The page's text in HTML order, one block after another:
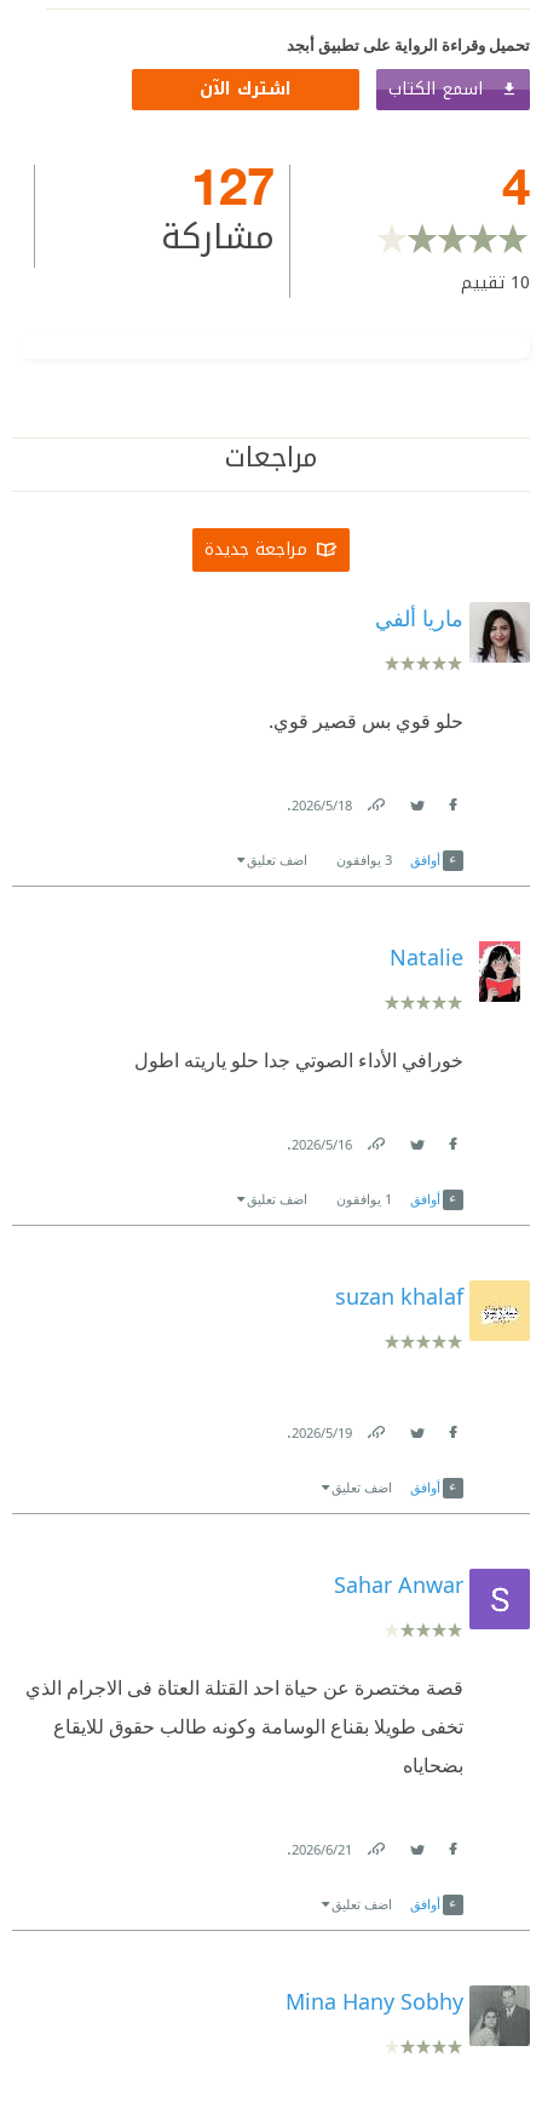
تحميل وقراءة الرواية على تطبيق أبجد
اسمع الكتاب اشترك الآن
4
10 تقييم
127
مشاركة
مراجعات
مراجعة جديدة
ماريا ألفي
حلو قوي بس قصير قوي.
18‏/5‏/2026
.
أوافق 3 يوافقون اضف تعليق
Natalie
خورافي الأداء الصوتي جدا حلو ياريته اطول
16‏/5‏/2026
.
أوافق 1 يوافقون اضف تعليق
suzan khalaf
19‏/5‏/2026
.
أوافق اضف تعليق
Sahar Anwar
قصة مختصرة عن حياة احد القتلة العتاة فى الاجرام الذي
تخفى طويلا بقناع الوسامة وكونه طالب حقوق للايقاع
بضحاياه
21‏/6‏/2026
.
أوافق اضف تعليق
Mina Hany Sobhy